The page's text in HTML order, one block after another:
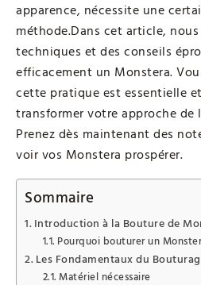
apparence, nécessite une
méthode.Dans cet article,
techniques et des conseils
efficacement un Monstera.
cette pratique est essentielle
transformer votre approche de
Prenez dès maintenant des
voir vos Monstera prospérer.
Sommaire
Introduction à la Bouture de
Pourquoi bouturer un
Les Fondamentaux du
Matériel nécessaire